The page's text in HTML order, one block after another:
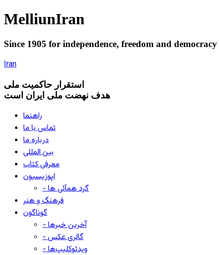
MelliunIran
Since 1905 for independence, freedom and democracy
Iran
استقرار حاکميت ملی
هدف نهضت ملی ایران است
راهنما
تماس با ما
درباره ما
بین المللی
معرفی کتاب
اپوزیسیون
- گرد همآئی ها
فرهنگ و هنر
گوناگون
- آخرین خبرها
- گالری عکس
- ویدئوکلیپ‌ها